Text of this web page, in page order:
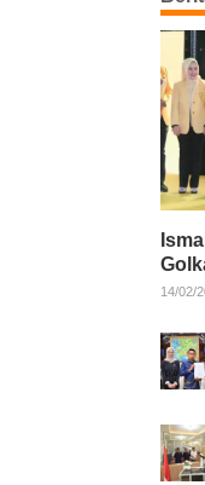
14/02/